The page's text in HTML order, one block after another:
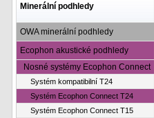
Minerální podhledy
OWA minerální podhledy
Ecophon akustické podhledy
Nosné systémy Ecophon Connect
Systém kompatibilní T24
Systém Ecophon Connect T24
Systém Ecophon Connect T15